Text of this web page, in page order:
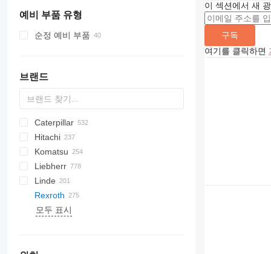
토공장비
컴팩터
건설 로더
예비 부품 유형
순정 예비 부품
브랜드
AL
AS
AZ
AX
AC
ASC
1404
1604
1704
1804
AR
D-series
BC
BF
BM
BW
LPE
SPE
320
325
328
331
334
337
341
CityCat
321
420
440
450
580
688
788
Caterpillar
120
212
216
226
235
236
C-series
Mega
AC
CC
DH
DX
Solar
CA
ATF
EX
FH
E-series
W-series
Z series
GMK
D-series
H-series
HD
Hitachi
EX
KH
ZW
ZX
Zaxis
R-series
HL-series
R-series
Robex
DD
ECM
3CX
4CX
406
8014
8015
10
R-series
331
333 G
850
855
F-series
SK
Komatsu
D series
PC
PW
SK
K-series
KX-series
U-series
Liebherr
A-series
HS
L-series
Linde
E-series
H-series
385
CLG
MRT
MT
MF
6
11
P-series
Lokotrack
1404
2503
CX
D-series
D-series
L-series
90
Warrior
Rexroth
QH
HR
735
SR
VV
EXU
LS
ATF
TB
A-series
810
860
D-series
A-series
EZ
SP
B-series
ZM
ZL
모두 표시
이 섹션에서 새
구독
여기를 클릭하면